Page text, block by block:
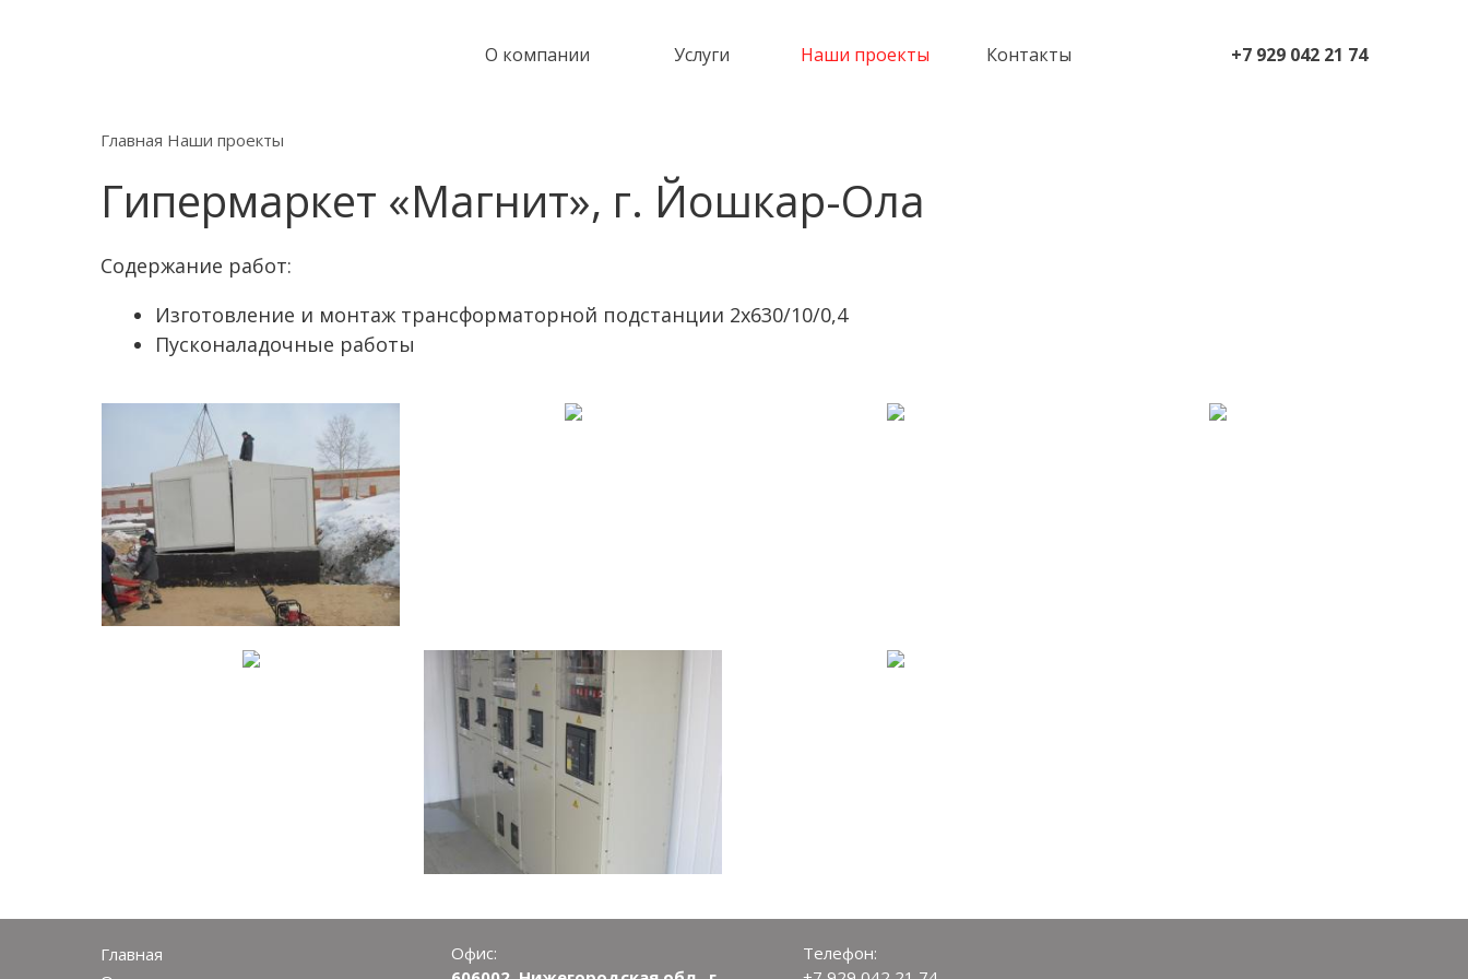
О компании Услуги Наши проекты Контакты +7 929 042 21 74
Главная Наши проекты
Гипермаркет «Магнит», г. Йошкар-Ола
Содержание работ:
Изготовление и монтаж трансформаторной подстанции 2х630/10/0,4
Пусконаладочные работы
Главная
Офис:
Телефон: